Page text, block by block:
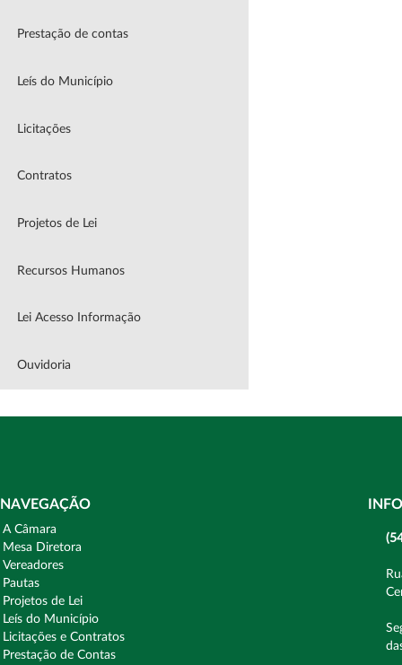
Prestação de contas
Leís do Município
Licitações
Contratos
Projetos de Lei
Recursos Humanos
Lei Acesso Informação
Ouvidoria
NAVEGAÇÃO
A Câmara
Mesa Diretora
Vereadores
Pautas
Projetos de Lei
Leís do Município
Licitações e Contratos
Prestação de Contas